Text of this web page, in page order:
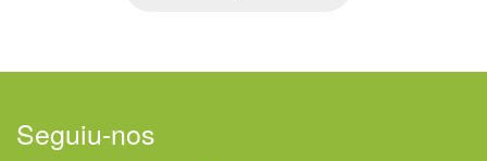
Seguiu-nos